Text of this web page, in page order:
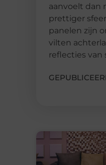
aanvoelt dan
prettiger
panelen zijn
vilten
reflecties van